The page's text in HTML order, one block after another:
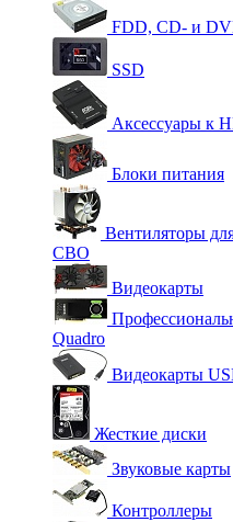
FDD, CD- и
SSD
Аксессуары к
Блоки питания
Вентиляторы
СВО
Видеокарты
Quadro
Видеокарты
Жесткие диски
Звуковые карты
Контроллеры